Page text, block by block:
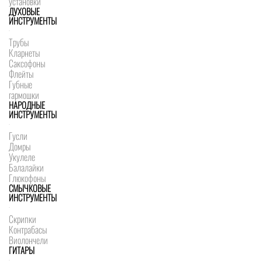
ДУХОВЫЕ
ИНСТРУМЕНТЫ
Трубы
Кларнеты
Саксофоны
Флейты
Губные
гармошки
НАРОДНЫЕ
ИНСТРУМЕНТЫ
Гусли
Домры
Укулеле
Балалайки
Глюкофоны
СМЫЧКОВЫЕ
ИНСТРУМЕНТЫ
Скрипки
Контрабасы
Виолончели
ГИТАРЫ